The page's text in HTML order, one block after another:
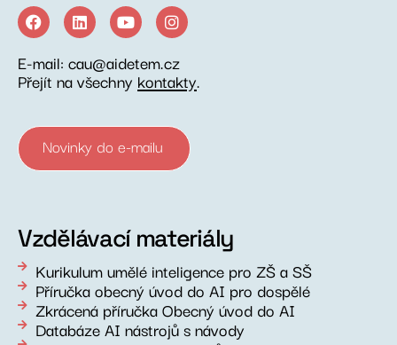
E-mail: cau@aidetem.cz
Přejít na všechny kontakty.
Novinky do e-mailu
Vzdělávací materiály
Kurikulum umělé inteligence pro ZŠ a SŠ
Příručka obecný úvod do AI pro dospělé
Zkrácená příručka Obecný úvod do AI
Databáze AI nástrojů s návody